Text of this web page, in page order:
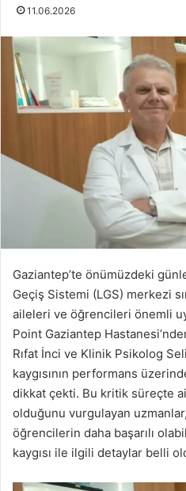
11.06.2026
Gaziantep’te önümüzdeki
Geçiş Sistemi (LGS) merkezi
aileleri ve öğrencileri önemli
Point Gaziantep
Rıfat İnci ve Klinik Psikolog
kaygısının performans
dikkat çekti. Bu kritik süreçte
olduğunu vurgulayan
öğrencilerin daha başarılı
kaygısı ile ilgili detaylar belli